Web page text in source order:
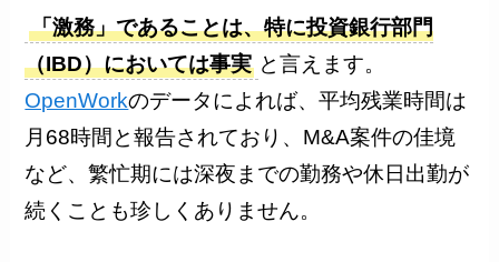
「激務」であることは、特に投資銀行部門
（IBD）においては事実 と言えます。
OpenWorkのデータによれば、平均残業時間は
月68時間と報告されており、M&A案件の佳境
など、繁忙期には深夜までの勤務や休日出勤が
続くことも珍しくありません。